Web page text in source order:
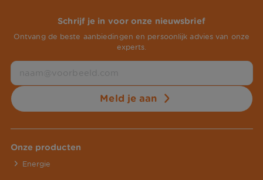
Schrijf je in voor onze nieuwsbrief
Ontvang de beste aanbiedingen en persoonlijk advies van onze
experts.
Meld je aan
Onze producten
Energie